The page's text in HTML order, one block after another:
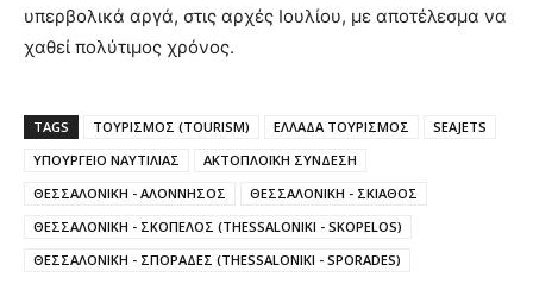
υπερβολικά αργά, στις αρχές Ιουλίου, με αποτέλεσμα να
χαθεί πολύτιμος χρόνος.
TAGS ΤΟΥΡΙΣΜΟΣ (TOURISM) ΕΛΛΑΔΑ ΤΟΥΡΙΣΜΟΣ
SEAJETS
ΥΠΟΥΡΓΕΙΟ ΝΑΥΤΙΛΙΑΣ
ΑΚΤΟΠΛΟΪΚΗ ΣΥΝΔΕΣΗ
ΘΕΣΣΑΛΟΝΙΚΗ - ΑΛΟΝΝΗΣΟΣ
ΘΕΣΣΑΛΟΝΙΚΗ - ΣΚΙΑΘΟΣ
ΘΕΣΣΑΛΟΝΙΚΗ - ΣΚΟΠΕΛΟΣ (THESSALONIKI - SKOPELOS)
ΘΕΣΣΑΛΟΝΙΚΗ - ΣΠΟΡΑΔΕΣ (THESSALONIKI - SPORADES)